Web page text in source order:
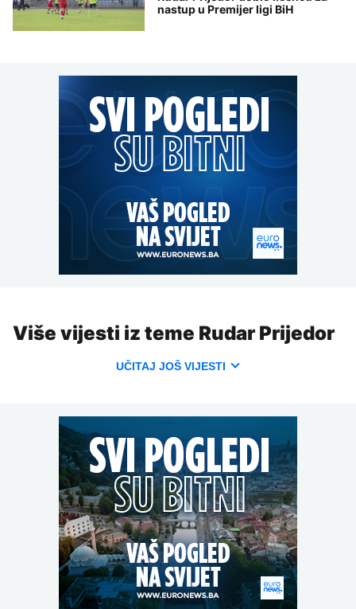
nastup u Premijer ligi BiH
Više vijesti iz teme Rudar Prijedor
UČITAJ JOŠ VIJESTI